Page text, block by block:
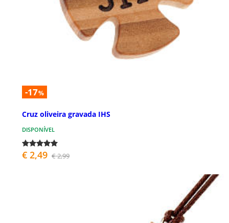
-17%
Cruz oliveira gravada IHS
DISPONÍVEL
€ 2,49 € 2,99